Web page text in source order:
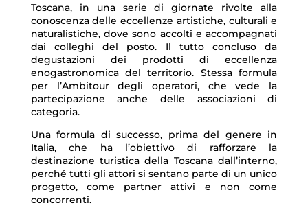
Toscana, in una serie di giornate rivolte alla
conoscenza delle eccellenze artistiche, culturali e
naturalistiche, dove sono accolti e accompagnati
dai colleghi del posto. Il tutto concluso da
degustazioni dei prodotti di eccellenza
enogastronomica del territorio. Stessa formula
per l’Ambitour degli operatori, che vede la
partecipazione anche delle associazioni di
categoria.
Una formula di successo, prima del genere in
Italia, che ha l’obiettivo di rafforzare la
destinazione turistica della Toscana dall’interno,
perché tutti gli attori si sentano parte di un unico
progetto, come partner attivi e non come
concorrenti.